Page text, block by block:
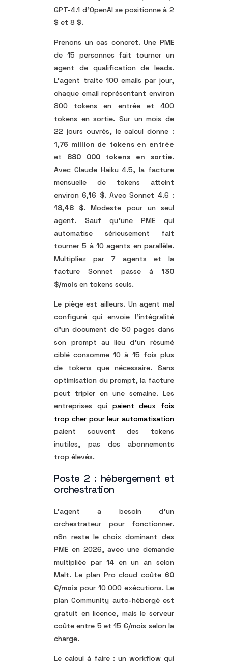
GPT-4.1 d’OpenAI se positionne à 2
$ et 8 $.
Prenons un cas concret. Une PME
de 15 personnes fait tourner un
agent de qualification de leads.
L’agent traite 100 emails par jour,
chaque email représentant environ
800 tokens en entrée et 400
tokens en sortie. Sur un mois de
22 jours ouvrés, le calcul donne :
1,76 million de tokens en entrée
et 880 000 tokens en sortie.
Avec Claude Haiku 4.5, la facture
mensuelle de tokens atteint
environ 6,16 $. Avec Sonnet 4.6 :
18,48 $. Modeste pour un seul
agent. Sauf qu’une PME qui
automatise sérieusement fait
tourner 5 à 10 agents en parallèle.
Multipliez par 7 agents et la
facture Sonnet passe à 130
$/mois en tokens seuls.
Le piège est ailleurs. Un agent mal
configuré qui envoie l’intégralité
d’un document de 50 pages dans
son prompt au lieu d’un résumé
ciblé consomme 10 à 15 fois plus
de tokens que nécessaire. Sans
optimisation du prompt, la facture
peut tripler en une semaine. Les
entreprises qui paient deux fois
trop cher pour leur automatisation
paient souvent des tokens
inutiles, pas des abonnements
trop élevés.
Poste 2 : hébergement et
orchestration
L’agent a besoin d’un
orchestrateur pour fonctionner.
n8n reste le choix dominant des
PME en 2026, avec une demande
multipliée par 14 en un an selon
Malt. Le plan Pro cloud coûte 60
€/mois pour 10 000 exécutions. Le
plan Community auto-hébergé est
gratuit en licence, mais le serveur
coûte entre 5 et 15 €/mois selon la
charge.
Le calcul à faire : un workflow qui